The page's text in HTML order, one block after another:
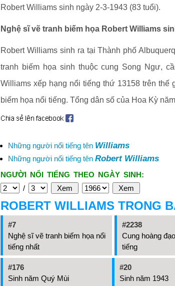
Robert Williams sinh ngày 2-3-1943 (83 tuổi).
Nghệ sĩ vẽ tranh biếm họa Robert Williams
Robert Williams sinh ra tại Thành phố
tranh biếm họa sinh thuộc cung Song Ngư,
Williams xếp hạng nổi tiếng thứ 13158 trên
biếm họa nổi tiếng. Tổng dân số của Hoa Kỳ
Những người nổi tiếng tên Williams
Những người nổi tiếng tên Robert Williams
NGƯỜI NỔI TIẾNG THEO NGÀY SINH:
/
ROBERT WILLIAMS TRONG
#7
Nghệ sĩ vẽ tranh biếm họa nổi
tiếng nhất
#2238
Cung hoàng
tiếng
#176
Sinh năm Quý Mùi
#20
Sinh năm 1943